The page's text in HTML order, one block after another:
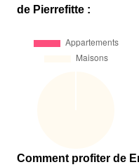
de Pierrefitte :
Comment profiter de